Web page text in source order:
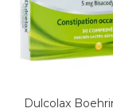
Dulcolax